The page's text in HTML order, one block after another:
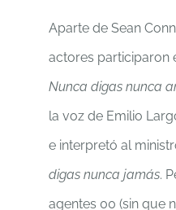
Aparte de Sean
actores participaron
Nunca digas nunca
la voz de Emilio
e interpretó al
digas nunca jamás.
agentes 00 (sin que